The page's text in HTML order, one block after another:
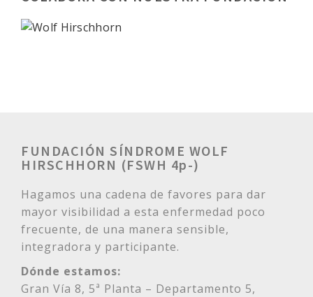
FUNDACIÓN SÍNDROME WOLF
HIRSCHHORN (FSWH 4p-)
Hagamos una cadena de favores para dar
mayor visibilidad a esta enfermedad poco
frecuente, de una manera sensible,
integradora y participante.
Dónde estamos:
Gran Vía 8, 5ª Planta – Departamento 5,